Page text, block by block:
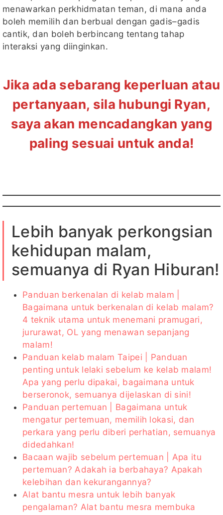
menawarkan perkhidmatan teman, di mana anda
boleh memilih dan berbual dengan gadis–gadis
cantik, dan boleh berbincang tentang tahap
interaksi yang diinginkan.
Jika ada sebarang keperluan atau
pertanyaan, sila hubungi Ryan,
saya akan mencadangkan yang
paling sesuai untuk anda!
Lebih banyak perkongsian
kehidupan malam,
semuanya di Ryan Hiburan!
Panduan berkenalan di kelab malam |
Bagaimana untuk berkenalan di kelab malam?
4 teknik utama untuk menemani pramugari,
jururawat, OL yang menawan sepanjang
malam!
Panduan kelab malam Taipei | Panduan
penting untuk lelaki sebelum ke kelab malam!
Apa yang perlu dipakai, bagaimana untuk
berseronok, semuanya dijelaskan di sini!
Panduan pertemuan | Bagaimana untuk
mengatur pertemuan, memilih lokasi, dan
perkara yang perlu diberi perhatian, semuanya
didedahkan!
Bacaan wajib sebelum pertemuan | Apa itu
pertemuan? Adakah ia berbahaya? Apakah
kelebihan dan kekurangannya?
Alat bantu mesra untuk lebih banyak
pengalaman? Alat bantu mesra membuka